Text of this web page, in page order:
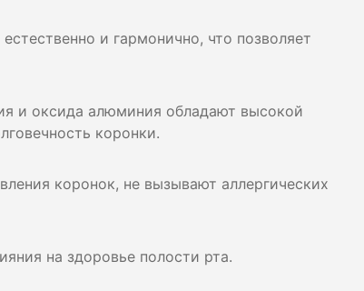
и гармонично, что позволяет
и оксида алюминия обладают высокой
коронки.
коронок, не вызывают аллергических
на здоровье полости рта.